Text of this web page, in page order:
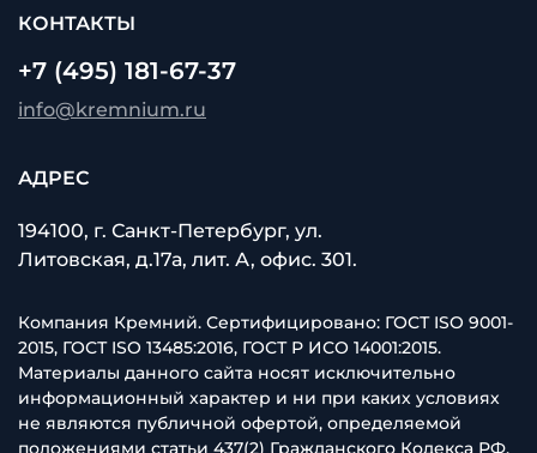
КОНТАКТЫ
+7 (495) 181-67-37
info@kremnium.ru
АДРЕС
194100, г. Санкт-Петербург, ул.
Литовская, д.17а, лит. А, офис. 301.
Компания Кремний. Сертифицировано: ГОСТ ISO 9001-
2015, ГОСТ ISO 13485:2016, ГОСТ Р ИСО 14001:2015.
Материалы данного сайта носят исключительно
информационный характер и ни при каких условиях
не являются публичной офертой, определяемой
положениями статьи 437(2) Гражданского Кодекса РФ.